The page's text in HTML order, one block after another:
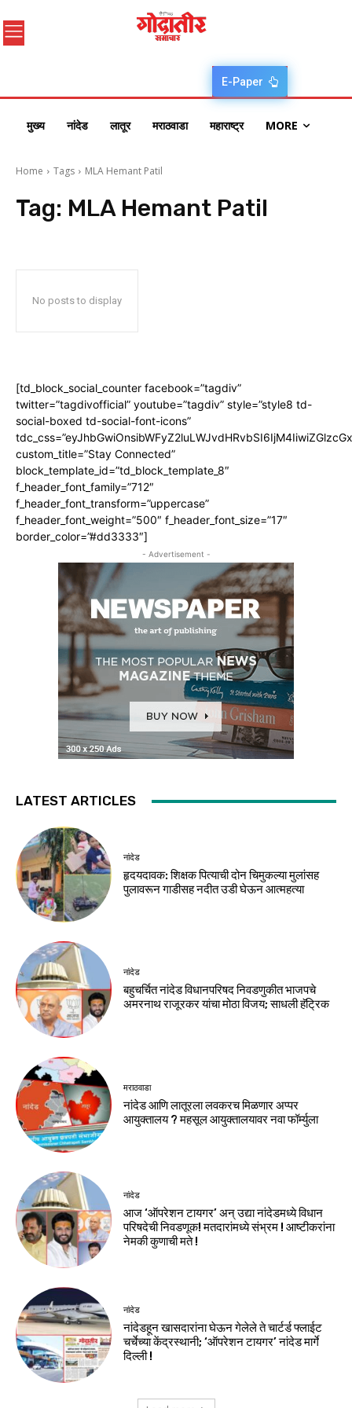
E-Paper
मुख्य नांदेड लातूर मराठवाडा महाराष्ट्र MORE
Home Tags MLA Hemant Patil
Tag: MLA Hemant Patil
No posts to display
[td_block_social_counter facebook=”tagdiv”
twitter=”tagdivofficial” youtube=”tagdiv” style=”style8 td-
social-boxed td-social-font-icons”
custom_title=”Stay Connected”
block_template_id=”td_block_template_8″
f_header_font_family=”712″
f_header_font_transform=”uppercase”
f_header_font_weight=”500″ f_header_font_size=”17″
border_color=”#dd3333″]
- Advertisement -
LATEST ARTICLES
नांदेड
हृदयदावक: शिक्षक पित्याची दोन चिमुकल्या मुलांसह
पुलावरून गाडीसह नदीत उडी घेऊन आत्महत्या
नांदेड
बहुचर्चित नांदेड विधानपरिषद निवडणुकीत भाजपचे
अमरनाथ राजूरकर यांचा मोठा विजय; साधली हॅट्रिक
मराठवाडा
नांदेड आणि लातूरला लवकरच मिळणार अप्पर
आयुक्तालय ? महसूल आयुक्तालयावर नवा फॉर्म्युला
नांदेड
आज ‘ऑपरेशन टायगर’ अन् उद्या नांदेडमध्ये विधान
परिषदेची निवडणूक! मतदारांमध्ये संभ्रम ! आष्टीकरांना
नेमकी कुणाची मते !
नांदेड
नांदेडहून खासदारांना घेऊन गेलेले ते चार्टर्ड फ्लाईट
चर्चेच्या केंद्रस्थानी; ‘ऑपरेशन टायगर’ नांदेड मार्गे
दिल्ली !